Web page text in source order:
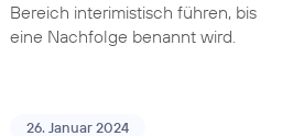
Bereich interimistisch führen, bis
eine Nachfolge benannt wird.
26. Januar 2024